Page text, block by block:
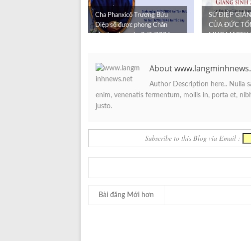
Cha Phanxicô Trương Bửu
Diệp sẽ được phong Chân
phước vào ngày 2/7/2026
SỨ ĐIỆP
CỦA ĐỨC
MỤC MAREK
About
Author Description here.. Nulla
enim, venenatis fermentum, mollis in, porta et,
justo.
Subscribe to this Blog via Email :
Bài đăng Mới hơn